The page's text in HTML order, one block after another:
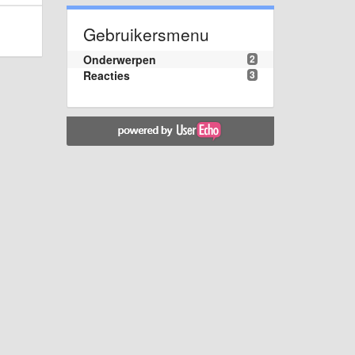
Gebruikersmenu
2
Onderwerpen
3
Reacties